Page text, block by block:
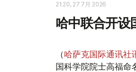
21:20, 27 7月 2026
哈中联合开设
（哈萨克国际通讯社
国科学院院士高福命